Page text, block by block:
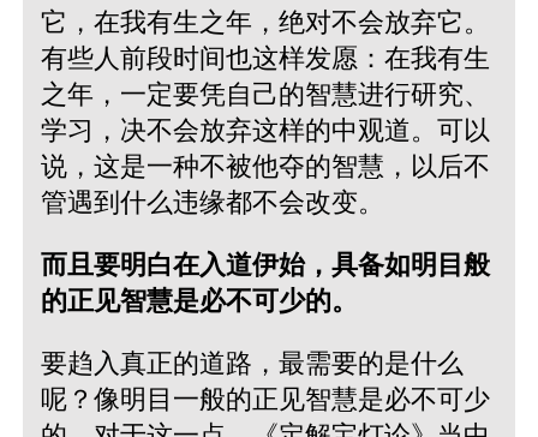
它，在我有生之年，绝对不会放弃它。
有些人前段时间也这样发愿：在我有生
之年，一定要凭自己的智慧进行研究、
学习，决不会放弃这样的中观道。可以
说，这是一种不被他夺的智慧，以后不
管遇到什么违缘都不会改变。
而且要明白在入道伊始，具备如明目般
的正见智慧是必不可少的。
要趋入真正的道路，最需要的是什么
呢？像明目一般的正见智慧是必不可少